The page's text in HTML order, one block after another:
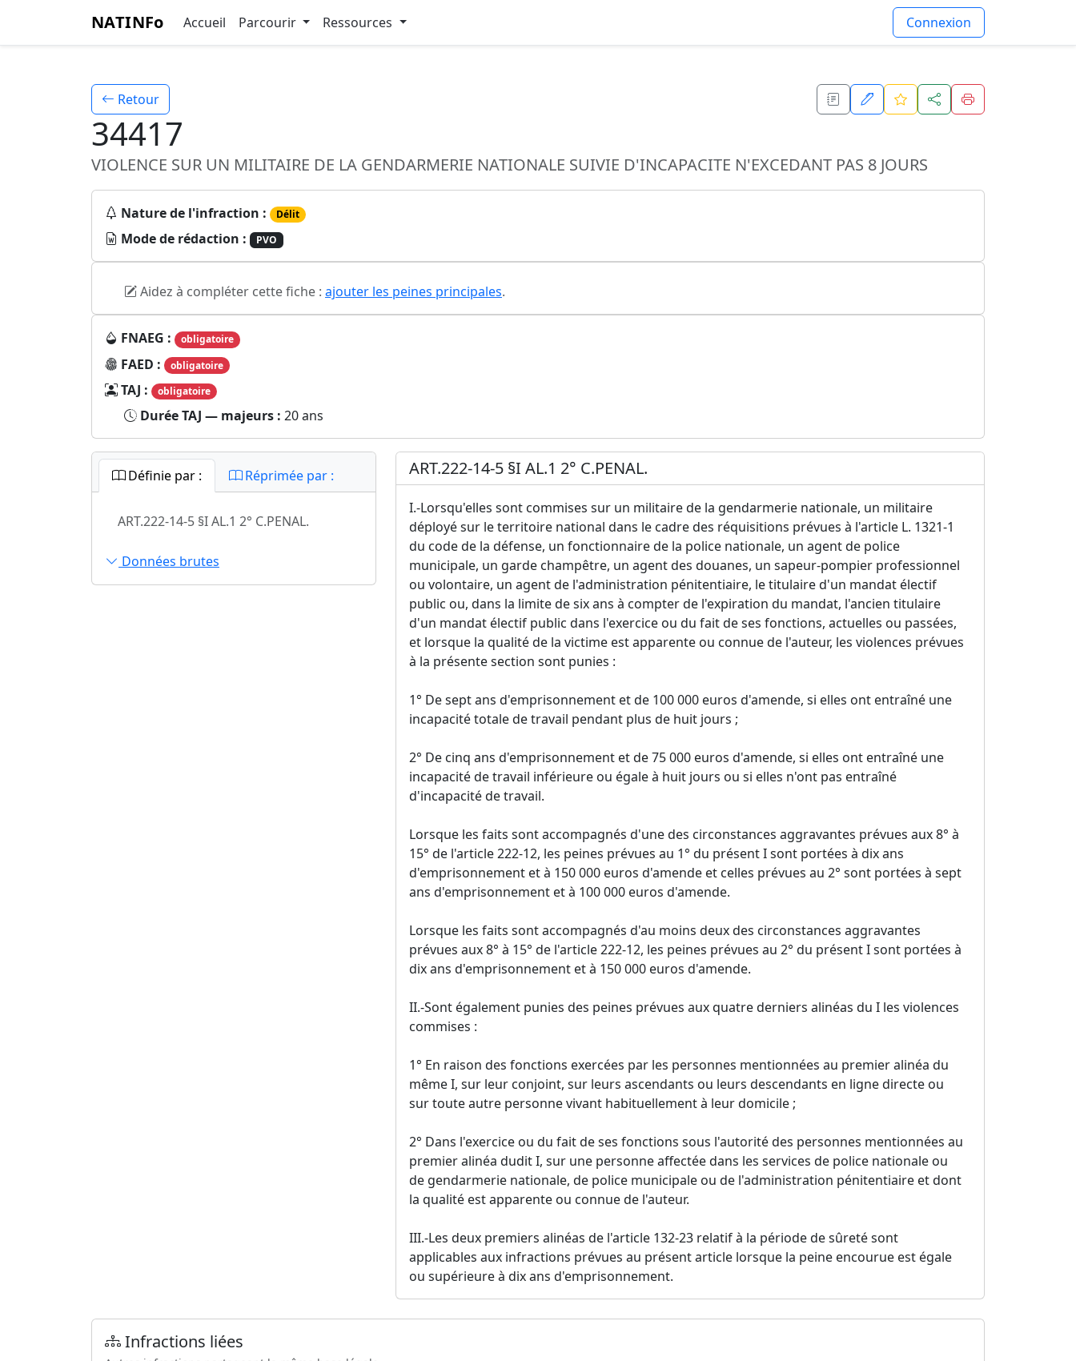
NATINFo Accueil Parcourir Ressources Connexion
Retour
34417
VIOLENCE SUR UN MILITAIRE DE LA GENDARMERIE NATIONALE SUIVIE D'INCAPACITE N'EXCEDANT PAS 8 JOURS
Nature de l'infraction : Délit
Mode de rédaction : PVO
Aidez à compléter cette fiche : ajouter les peines principales.
FNAEG : obligatoire
FAED : obligatoire
TAJ : obligatoire
Durée TAJ — majeurs : 20 ans
Définie par : Réprimée par :
ART.222-14-5 §I AL.1 2° C.PENAL.
Données brutes
ART.222-14-5 §I AL.1 2° C.PENAL.
I.-Lorsqu'elles sont commises sur un militaire de la gendarmerie nationale, un militaire
déployé sur le territoire national dans le cadre des réquisitions prévues à l'article L. 1321-1
du code de la défense, un fonctionnaire de la police nationale, un agent de police
municipale, un garde champêtre, un agent des douanes, un sapeur-pompier professionnel
ou volontaire, un agent de l'administration pénitentiaire, le titulaire d'un mandat électif
public ou, dans la limite de six ans à compter de l'expiration du mandat, l'ancien titulaire
d'un mandat électif public dans l'exercice ou du fait de ses fonctions, actuelles ou passées,
et lorsque la qualité de la victime est apparente ou connue de l'auteur, les violences prévues
à la présente section sont punies :
1° De sept ans d'emprisonnement et de 100 000 euros d'amende, si elles ont entraîné une
incapacité totale de travail pendant plus de huit jours ;
2° De cinq ans d'emprisonnement et de 75 000 euros d'amende, si elles ont entraîné une
incapacité de travail inférieure ou égale à huit jours ou si elles n'ont pas entraîné
d'incapacité de travail.
Lorsque les faits sont accompagnés d'une des circonstances aggravantes prévues aux 8° à
15° de l'article 222-12, les peines prévues au 1° du présent I sont portées à dix ans
d'emprisonnement et à 150 000 euros d'amende et celles prévues au 2° sont portées à sept
ans d'emprisonnement et à 100 000 euros d'amende.
Lorsque les faits sont accompagnés d'au moins deux des circonstances aggravantes
prévues aux 8° à 15° de l'article 222-12, les peines prévues au 2° du présent I sont portées à
dix ans d'emprisonnement et à 150 000 euros d'amende.
II.-Sont également punies des peines prévues aux quatre derniers alinéas du I les violences
commises :
1° En raison des fonctions exercées par les personnes mentionnées au premier alinéa du
même I, sur leur conjoint, sur leurs ascendants ou leurs descendants en ligne directe ou
sur toute autre personne vivant habituellement à leur domicile ;
2° Dans l'exercice ou du fait de ses fonctions sous l'autorité des personnes mentionnées au
premier alinéa dudit I, sur une personne affectée dans les services de police nationale ou
de gendarmerie nationale, de police municipale ou de l'administration pénitentiaire et dont
la qualité est apparente ou connue de l'auteur.
III.-Les deux premiers alinéas de l'article 132-23 relatif à la période de sûreté sont
applicables aux infractions prévues au présent article lorsque la peine encourue est égale
ou supérieure à dix ans d'emprisonnement.
Infractions liées